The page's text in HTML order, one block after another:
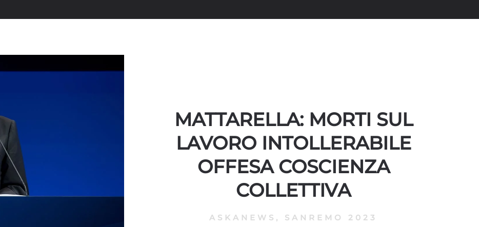
MATTARELLA: MORTI SUL
LAVORO INTOLLERABILE
OFFESA COSCIENZA
COLLETTIVA
ASKANEWS , SANREMO 2023